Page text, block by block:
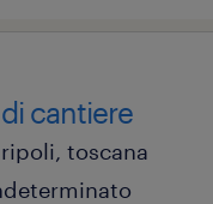
cantiere
toscana